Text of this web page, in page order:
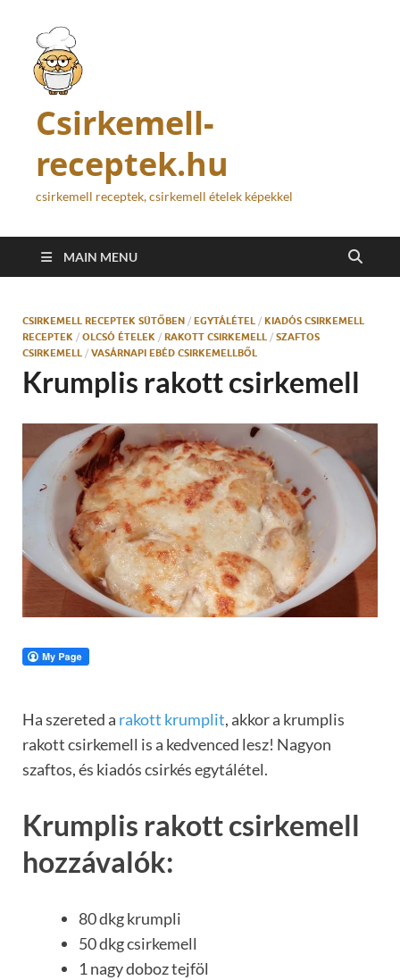
Csirkemell-
receptek.hu
csirkemell receptek, csirkemell ételek képekkel
MAIN MENU
CSIRKEMELL RECEPTEK SÜTŐBEN / EGYTÁLÉTEL / KIADÓS CSIRKEMELL
RECEPTEK / OLCSÓ ÉTELEK / RAKOTT CSIRKEMELL / SZAFTOS
CSIRKEMELL / VASÁRNAPI EBÉD CSIRKEMELLBŐL
Krumplis rakott csirkemell
Ha szereted a rakott krumplit, akkor a krumplis
rakott csirkemell is a kedvenced lesz! Nagyon
szaftos, és kiadós csirkés egytálétel.
Krumplis rakott csirkemell
hozzávalók:
80 dkg krumpli
50 dkg csirkemell
1 nagy doboz tejföl